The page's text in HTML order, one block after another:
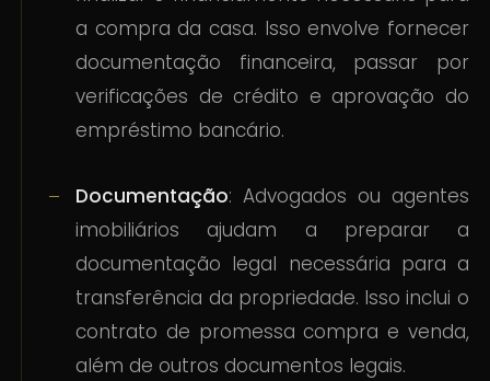
a compra da casa. Isso envolve fornecer
documentação financeira, passar por
verificações de crédito e aprovação do
empréstimo bancário.
Documentação: Advogados ou agentes
imobiliários ajudam a preparar a
documentação legal necessária para a
transferência da propriedade. Isso inclui o
contrato de promessa compra e venda,
além de outros documentos legais.